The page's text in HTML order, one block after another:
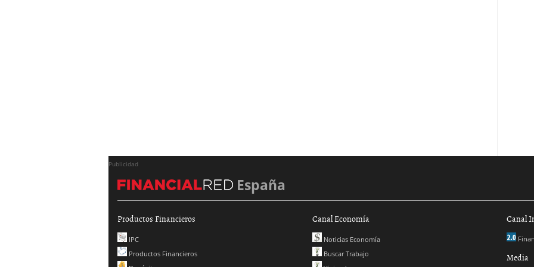
Publicidad
España
Productos Financieros
IPC
Productos Financieros
Canal Economía
Noticias Economía
Buscar Trabajo
Canal
Media